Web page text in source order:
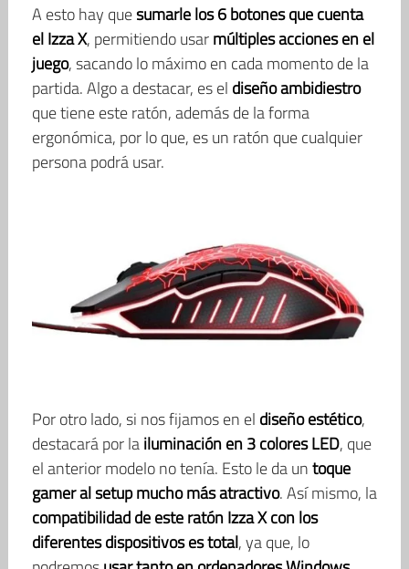
A esto hay quesumarle los 6 botones que cuenta
el Izza X, permitiendo usarmúltiples acciones en el
juego, sacando lo máximo en cada momento de la
partida. Algo a destacar, es el diseño ambidiestro
que tiene este ratón, además de la forma
ergonómica, por lo que, es un ratón que cualquier
persona podrá usar.
Por otro lado, si nos fijamos en el diseño estético,
destacará por lailuminación en 3 colores LED, que
el anterior modelo no tenía. Esto le da untoque
gamer al setup mucho más atractivo. Así mismo, la
compatibilidad de este ratón Izza X con los
diferentes dispositivos es total, ya que, lo